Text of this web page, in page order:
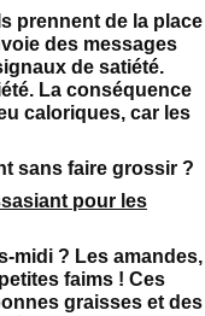
prennent de la place
des messages
de satiété.
La conséquence
caloriques, car les
sans faire grossir ?
pour les
midi ? Les amandes,
faims ! Ces
graisses et des